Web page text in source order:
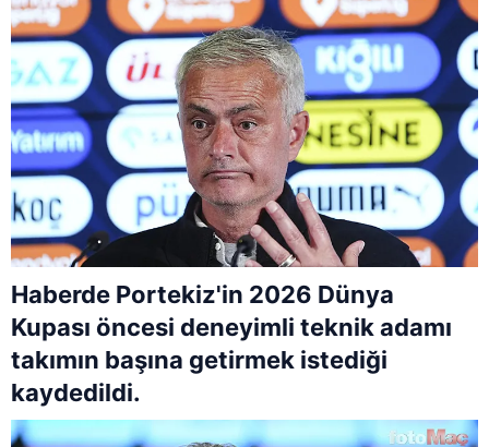
Haberde Portekiz'in 2026 Dünya
Kupası öncesi deneyimli teknik adamı
takımın başına getirmek istediği
kaydedildi.